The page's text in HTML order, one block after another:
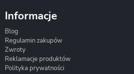
Informacje
Blog
Regulamin zakupów
Zwroty
Reklamacje produktów
Polityka prywatności